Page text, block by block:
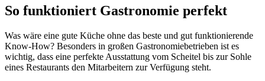
So funktioniert Gastronomie perfekt
Was wäre eine gute Küche ohne das beste und gut funktionierende
Know-How? Besonders in großen Gastronomiebetrieben ist es
wichtig, dass eine perfekte Ausstattung vom Scheitel bis zur Sohle
eines Restaurants den Mitarbeitern zur Verfügung steht.